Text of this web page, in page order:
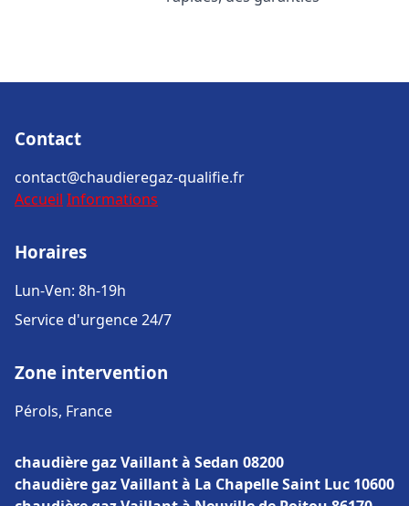
Contact
contact@chaudieregaz-qualifie.fr
Accueil Informations
Horaires
Lun-Ven: 8h-19h
Service d'urgence 24/7
Zone intervention
Pérols, France
chaudière gaz Vaillant à Sedan 08200
chaudière gaz Vaillant à La Chapelle Saint Luc 10600